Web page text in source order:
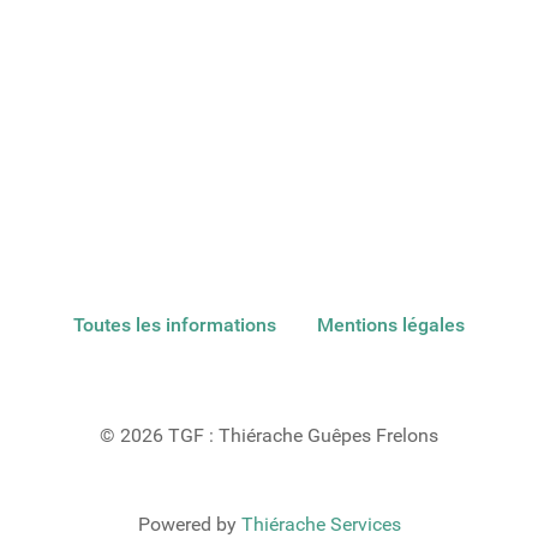
Toutes les informations Mentions légales
© 2026 TGF : Thiérache Guêpes Frelons
Powered by Thiérache Services